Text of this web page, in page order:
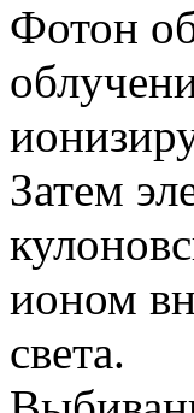
Фотон
Затем
ионом
света.